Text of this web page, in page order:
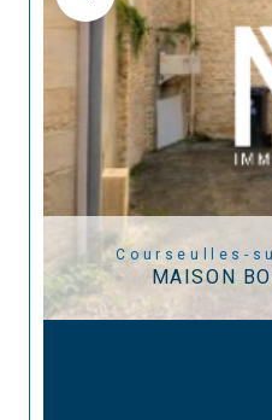
Courseulles-
MAISON